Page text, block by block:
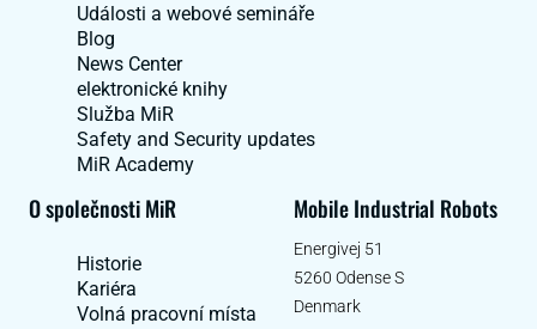
Události a webové semináře
Blog
News Center
elektronické knihy
Služba MiR
Safety and Security updates
MiR Academy
O společnosti MiR
Historie
Kariéra
Volná pracovní místa
Mobile Industrial Robots
Energivej 51
5260 Odense S
Denmark